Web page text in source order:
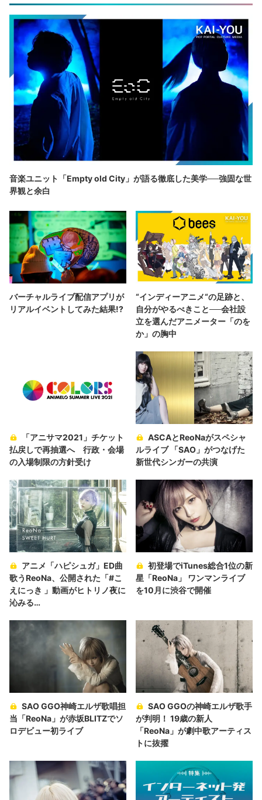
音楽ユニット「Empty old City」が語る徹底した美学──強固な世
界観と余白
バーチャルライブ配信アプリが
リアルイベントしてみた結果!?
“インディーアニメ“の足跡と、
自分がやるべきこと──会社設
立を選んだアニメーター「のを
か」の胸中
「アニサマ2021」チケット
払戻しで再抽選へ 行政・会場
の入場制限の方針受け
ASCAとReoNaがスペシャ
ルライブ 「SAO」がつなげた
新世代シンガーの共演
アニメ「ハピシュガ」ED曲
歌うReoNa、公開された「#こ
えにっき 」動画がヒトリノ夜に
沁みる…
初登場でiTunes総合1位の新
星「ReoNa」 ワンマンライブ
を10月に渋谷で開催
SAO GGO神崎エルザ歌唱担
当「ReoNa」が赤坂BLITZでソ
ロデビュー初ライブ
SAO GGOの神崎エルザ歌手
が判明！ 19歳の新人
「ReoNa」が劇中歌アーティス
トに抜擢